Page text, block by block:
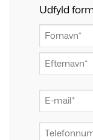
Udfyld
NAVN
*
E-
mail